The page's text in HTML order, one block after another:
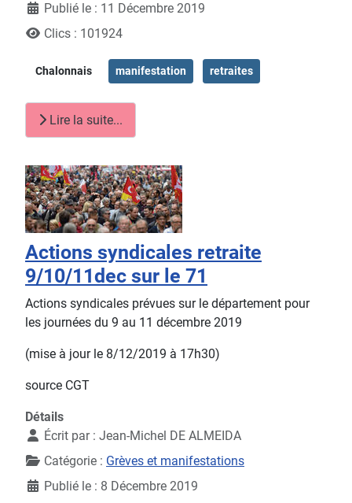
Publié le : 11 Décembre 2019
Clics : 101924
Chalonnais manifestation retraites
Lire la suite...
Actions syndicales retraite
9/10/11dec sur le 71
Actions syndicales prévues sur le département pour
les journées du 9 au 11 décembre 2019
(mise à jour le 8/12/2019 à 17h30)
source CGT
Détails
Écrit par : Jean-Michel DE ALMEIDA
Catégorie : Grèves et manifestations
Publié le : 8 Décembre 2019